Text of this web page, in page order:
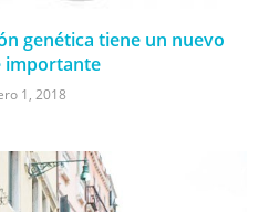
genética tiene un nuevo
importante
1, 2018